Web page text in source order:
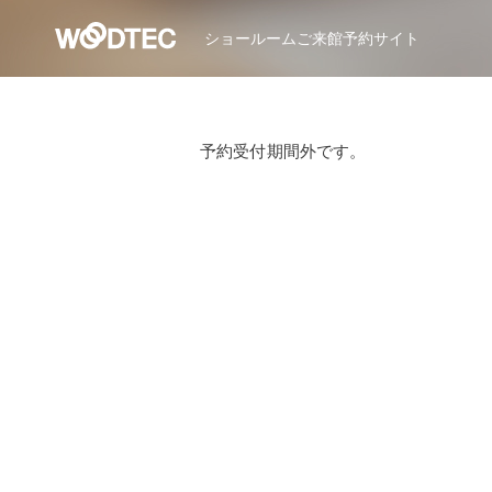
ショールーム ご来館予約サイト
予約受付期間外です。